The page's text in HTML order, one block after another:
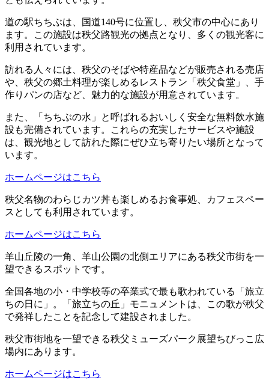
道の駅ちちぶは、国道140号に位置し、秩父市の中心にあり
ます。この施設は秩父路観光の拠点となり、多くの観光客に
利用されています。
訪れる人々には、秩父のそばや特産品などが販売される売店
や、秩父の郷土料理が楽しめるレストラン「秩父食堂」、手
作りパンの店など、魅力的な施設が用意されています。
また、「ちちぶの水」と呼ばれるおいしく安全な無料飲水施
設も完備されています。これらの充実したサービスや施設
は、観光地として訪れた際にぜひ立ち寄りたい場所となって
います。
ホームページはこちら
秩父名物のわらじカツ丼も楽しめるお食事処、カフェスペー
スとしても利用されています。
ホームページはこちら
羊山丘陵の一角、羊山公園の北側エリアにある秩父市街を一
望できるスポットです。
全国各地の小・中学校等の卒業式で最も歌われている「旅立
ちの日に」。「旅立ちの丘」モニュメントは、この歌が秩父
で発祥したことを記念して建設されました。
秩父市街地を一望できる秩父ミューズパーク展望ちびっこ広
場内にあります。
ホームページはこちら